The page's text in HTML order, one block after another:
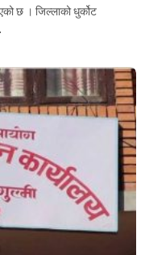
छ । जिल्लाको धुर्कोट